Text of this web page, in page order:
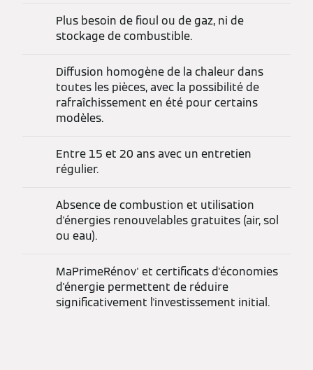
Plus besoin de fioul ou de gaz, ni de
stockage de combustible.
Diffusion homogène de la chaleur dans
toutes les pièces, avec la possibilité de
rafraîchissement en été pour certains
modèles.
Entre 15 et 20 ans avec un entretien
régulier.
Absence de combustion et utilisation
d'énergies renouvelables gratuites (air, sol
ou eau).
MaPrimeRénov' et certificats d'économies
d'énergie permettent de réduire
significativement l'investissement initial.